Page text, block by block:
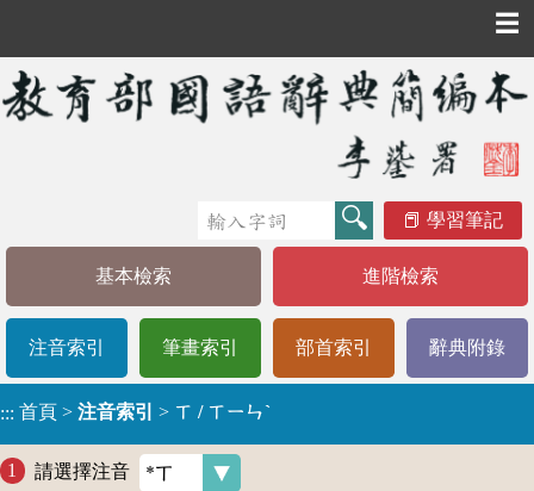
☰
學習筆記
基本檢索 進階檢索
注音索引 筆畫索引 部首索引 辭典附錄
::: 首頁 > 注音索引 > ㄒ / ㄒㄧㄣˋ
請選擇注音